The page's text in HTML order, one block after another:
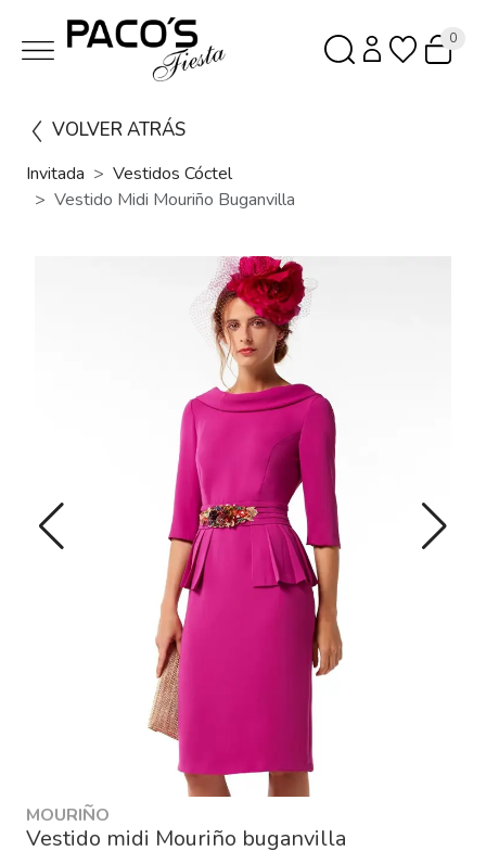
0
VOLVER ATRÁS
Invitada
Vestidos Cóctel
Vestido Midi Mouriño Buganvilla
MOURIÑO
Vestido midi Mouriño buganvilla